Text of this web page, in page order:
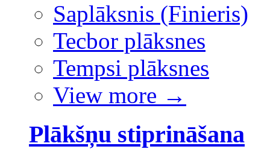
Saplāksnis (Finieris)
Tecbor plāksnes
Tempsi plāksnes
View more →
Plākšņu stiprināšana